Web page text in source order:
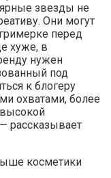
звезды не
Они могут
перед
хуже, в
нужен
под
к блогеру
охватами, более
рассказывает